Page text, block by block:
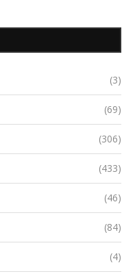
(3)
(69)
(306)
(433)
(46)
(84)
(4)